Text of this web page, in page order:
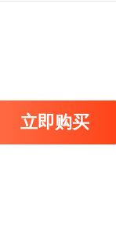
立即购买